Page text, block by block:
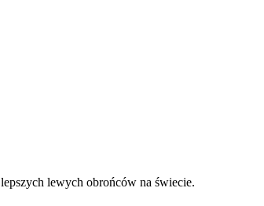
lewych obrońców na świecie.